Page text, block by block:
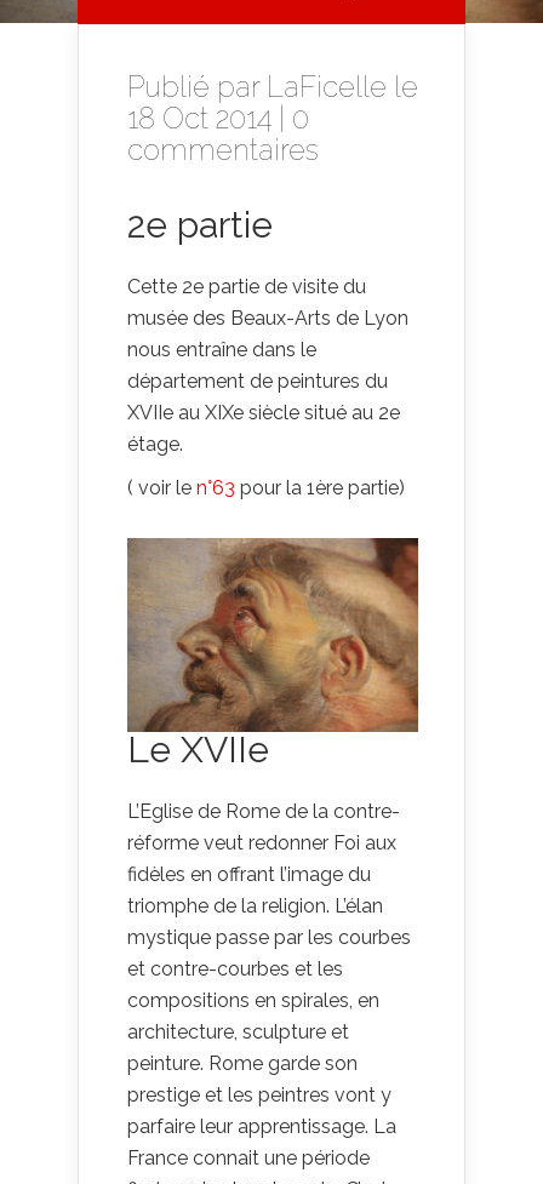
Publié par LaFicelle le
18 Oct 2014 | 0
commentaires
2e partie
Cette 2e partie de visite du
musée des Beaux-Arts de Lyon
nous entraîne dans le
département de peintures du
XVIIe au XIXe siècle situé au 2e
étage.
( voir le n°63 pour la 1ère partie)
Le XVIIe
L’Eglise de Rome de la contre-
réforme veut redonner Foi aux
fidèles en offrant l’image du
triomphe de la religion. L’élan
mystique passe par les courbes
et contre-courbes et les
compositions en spirales, en
architecture, sculpture et
peinture. Rome garde son
prestige et les peintres vont y
parfaire leur apprentissage. La
France connait une période